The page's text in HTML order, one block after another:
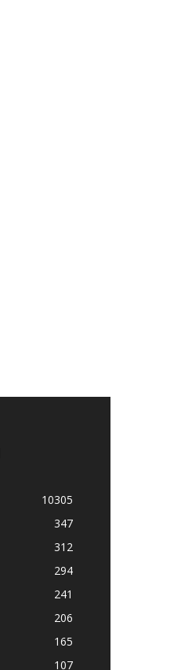
10305
347
312
294
241
206
165
107